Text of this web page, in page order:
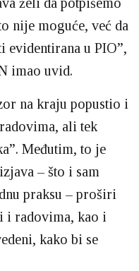
nije moguće, već da
evidentirana u PIO”,
imao uvid.
na kraju popustio i
ali tek
Međutim, to je
– što i sam
praksu – proširi
i radovima, kao i
kako bi se